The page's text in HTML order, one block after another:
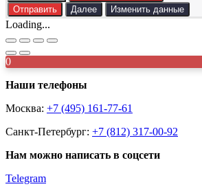
Отправить Далее Изменить данные
Loading...
0
Наши телефоны
Москва: +7 (495) 161-77-61
Санкт-Петербург: +7 (812) 317-00-92
Нам можно написать в соцсети
Telegram